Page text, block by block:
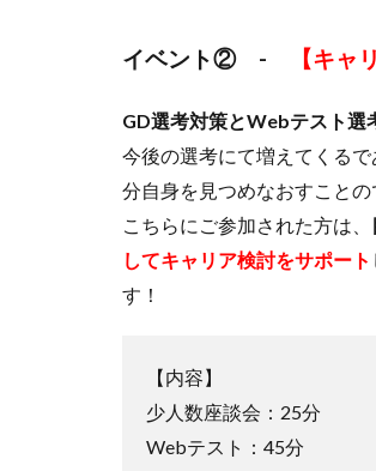
イベント② - 【キャ
GD選考対策とWebテスト選
今後の選考にて増えてくるで
分自身を見つめなおすことの
こちらにご参加された方は、
してキャリア検討をサポート
す！
【内容】
少人数座談会：25分
Webテスト：45分